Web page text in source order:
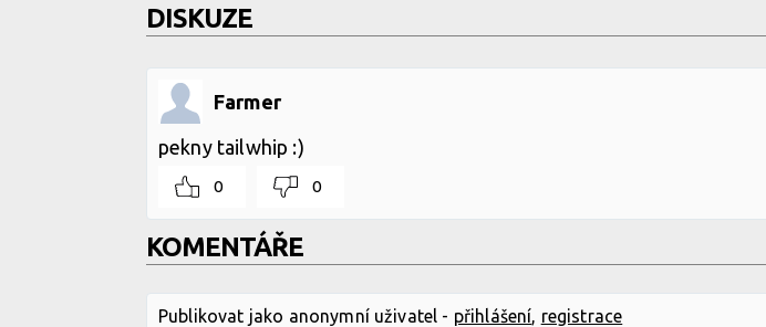
DISKUZE
Farmer
pekny tailwhip :)
0 0
KOMENTÁŘE
Publikovat jako anonymní uživatel - přihlášení registrace